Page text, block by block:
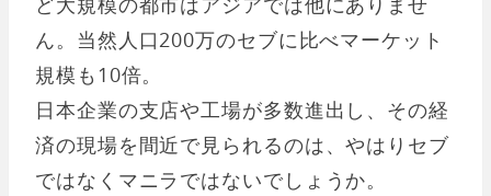
ん。当然人口200万のセブに比べマーケット
規模も10倍。
日本企業の支店や工場が多数進出し、その経
済の現場を間近で見られるのは、やはりセブ
ではなくマニラではないでしょうか。